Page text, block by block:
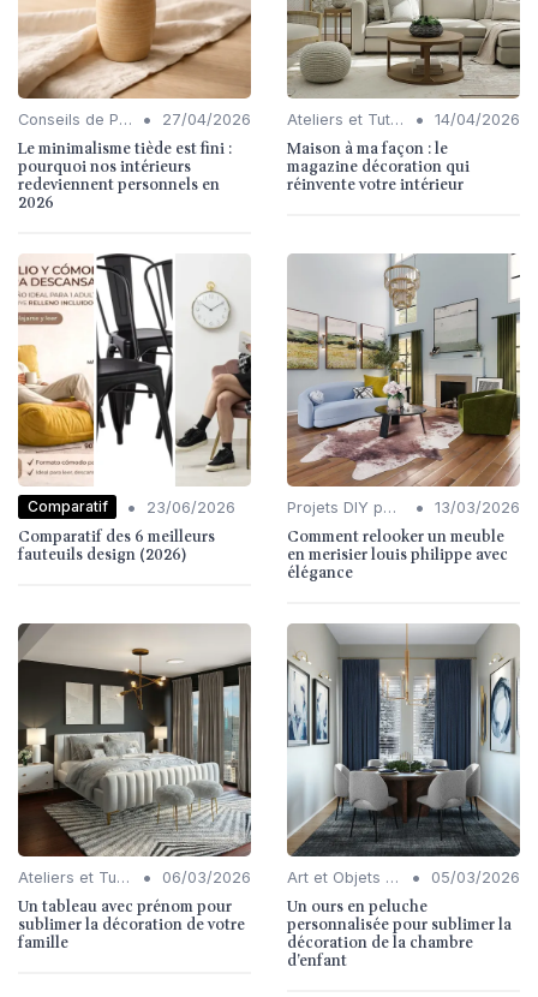
Conseils de Personnalisation • 27/04/2026
Le minimalisme tiède est fini :
pourquoi nos intérieurs
redeviennent personnels en
2026
Ateliers et Tutoriels • 14/04/2026
Maison à ma façon : le
magazine décoration qui
réinvente votre intérieur
Comparatif • 23/06/2026
Comparatif des 6 meilleurs
fauteuils design (2026)
Projets DIY pour l'Intérieur • 13/03/2026
Comment relooker un meuble
en merisier louis philippe avec
élégance
Ateliers et Tutoriels • 06/03/2026
Un tableau avec prénom pour
sublimer la décoration de votre
famille
Art et Objets Décoratifs • 05/03/2026
Un ours en peluche
personnalisée pour sublimer la
décoration de la chambre
d’enfant